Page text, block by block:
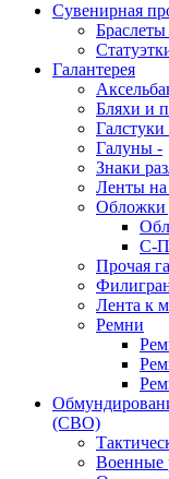
Сувенирная
Браслеты
Галантерея
Бляхи и
Галстуки
Галуны -
Знаки
Ленты на
Обложки
С-
Прочая
Лента к
Ремни
(СВО)
Военные